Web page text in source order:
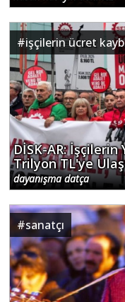
#işçilerin ücret
DİSK-AR: İşçilerin
Trilyon TL'ye
dayanışma datça
#sanatçı